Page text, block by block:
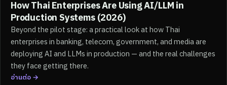
How Thai Enterprises Are Using AI/LLM in
Production Systems (2026)
Beyond the pilot stage: a practical look at how Thai
enterprises in banking, telecom, government, and media are
deploying AI and LLMs in production — and the real challenges
they face getting there.
อ่านต่อ →